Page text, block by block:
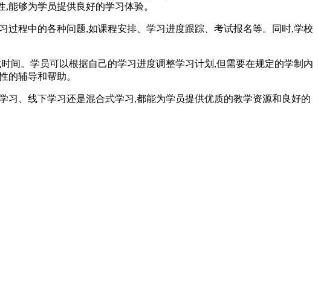
够为学员提供良好的学习体验。
程中的各种问题,如课程安排、学习进度跟踪、考试报名等。同时,学校
间。学员可以根据自己的学习进度调整学习计划,但需要在规定的学制内
的辅导和帮助。
、线下学习还是混合式学习,都能为学员提供优质的教学资源和良好的